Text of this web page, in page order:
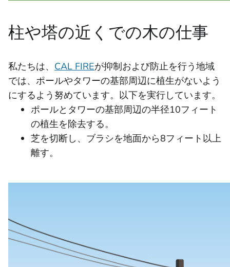
柱や塔の近くでの木の仕事
私たちは、 CAL FIREが抑制および防止を行う地域
では、ポールやタワーの基部周辺に植生がないよう
にするよう努めています。以下を実行しています。
ポールとタワーの基部周辺の半径10フィート
の植生を除去する。
芝を切断し、ブラシを地面から8フィート以上
離す。